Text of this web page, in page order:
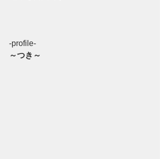
-profile-
～つき～